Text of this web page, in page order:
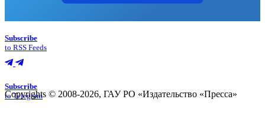
Subscribe
to RSS Feeds
Subscribe
to Telegram
Copyrights © 2008-2026, ГАУ РО «Издательство «Пресса»